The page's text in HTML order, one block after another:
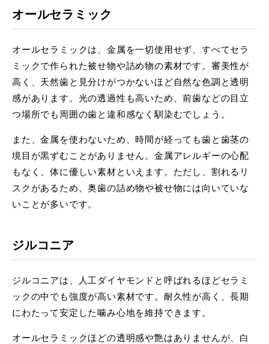
オールセラミック
オールセラミックは、金属を一切使用せず、すべてセラ
ミックで作られた被せ物や詰め物の素材です。審美性が
高く、天然歯と見分けがつかないほど自然な色調と透明
感があります。光の透過性も高いため、前歯などの目立
つ場所でも周囲の歯と違和感なく馴染むでしょう。
また、金属を使わないため、時間が経っても歯と歯茎の
境目が黒ずむことがありません。金属アレルギーの心配
もなく、体に優しい素材といえます。ただし、割れるリ
スクがあるため、奥歯の詰め物や被せ物には向いていな
いことが多いです。
ジルコニア
ジルコニアは、人工ダイヤモンドと呼ばれるほどセラミ
ックの中でも強度が高い素材です。耐久性が高く、長期
にわたって安定した噛み心地を維持できます。
オールセラミックほどの透明感や艶はありませんが、白